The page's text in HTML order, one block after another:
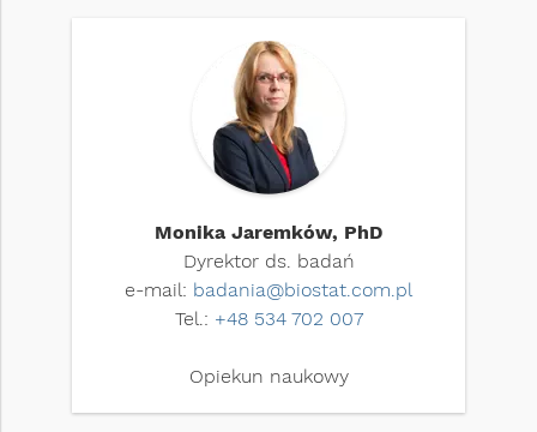
Monika Jaremków, PhD
Dyrektor ds. badań
e-mail: badania@biostat.com.pl
Tel.: +48 534 702 007
Opiekun naukowy